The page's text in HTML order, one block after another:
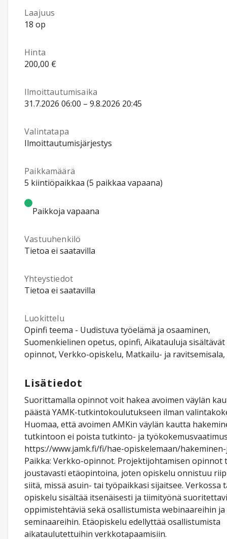
Laajuus
18 op
Hinta
200,00 €
Ilmoittautumisaika
31.7.2026 06:00 – 9.8.2026 20:45
Valintatapa
Ilmoittautumisjärjestys
Paikkamäärä
5 kiintiöpaikkaa (5 paikkaa vapaana)
Paikkoja vapaana
Vastuuhenkilö
Tietoa ei saatavilla
Yhteystiedot
Tietoa ei saatavilla
Luokittelu
Opinfi teema - Uudistuva työelämä ja osaaminen,
Suomenkielinen opetus, opinfi, Aikatauluja
opinnot, Verkko-opiskelu, Matkailu- ja ravitsemisala,
Lisätiedot
Suorittamalla opinnot voit hakea avoimen väylän
päästä YAMK-tutkintokoulutukseen ilman
Huomaa, että avoimen AMKin väylän kautta
tutkintoon ei poista tutkinto- ja
https://www.jamk.fi/fi/hae-opiskelemaan/
Paikka: Verkko-opinnot. Projektijohtamisen opinnot
joustavasti etäopintoina, joten opiskelu onnistuu
siitä, missä asuin- tai työpaikkasi sijaitsee. Verkossa
opiskelu sisältää itsenäisesti ja tiimityönä
oppimistehtäviä sekä osallistumista webinaareihin ja
seminaareihin. Etäopiskelu edellyttää osallistumista
aikataulutettuihin verkkotapaamisiin.